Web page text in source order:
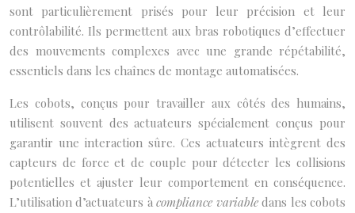
sont particulièrement prisés pour leur précision et leur
contrôlabilité. Ils permettent aux bras robotiques d’effectuer
des mouvements complexes avec une grande répétabilité,
essentiels dans les chaînes de montage automatisées.
Les cobots, conçus pour travailler aux côtés des humains,
utilisent souvent des actuateurs spécialement conçus pour
garantir une interaction sûre. Ces actuateurs intègrent des
capteurs de force et de couple pour détecter les collisions
potentielles et ajuster leur comportement en conséquence.
L’utilisation d’actuateurs àcompliance variabledans les cobots